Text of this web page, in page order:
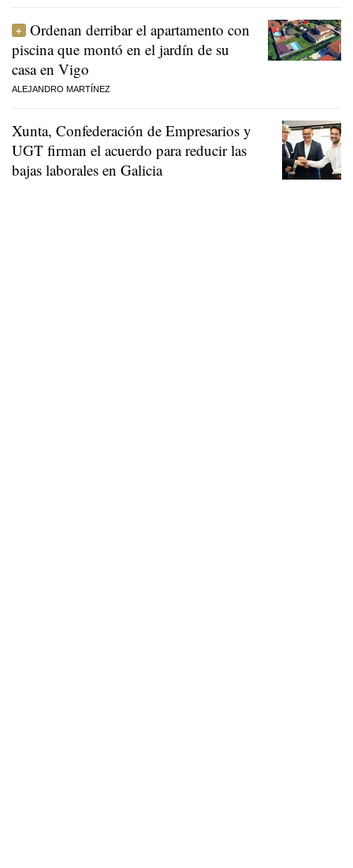
Ordenan derribar el apartamento con
piscina que montó en el jardín de su
casa en Vigo
ALEJANDRO MARTÍNEZ
Xunta, Confederación de Empresarios y
UGT firman el acuerdo para reducir las
bajas laborales en Galicia